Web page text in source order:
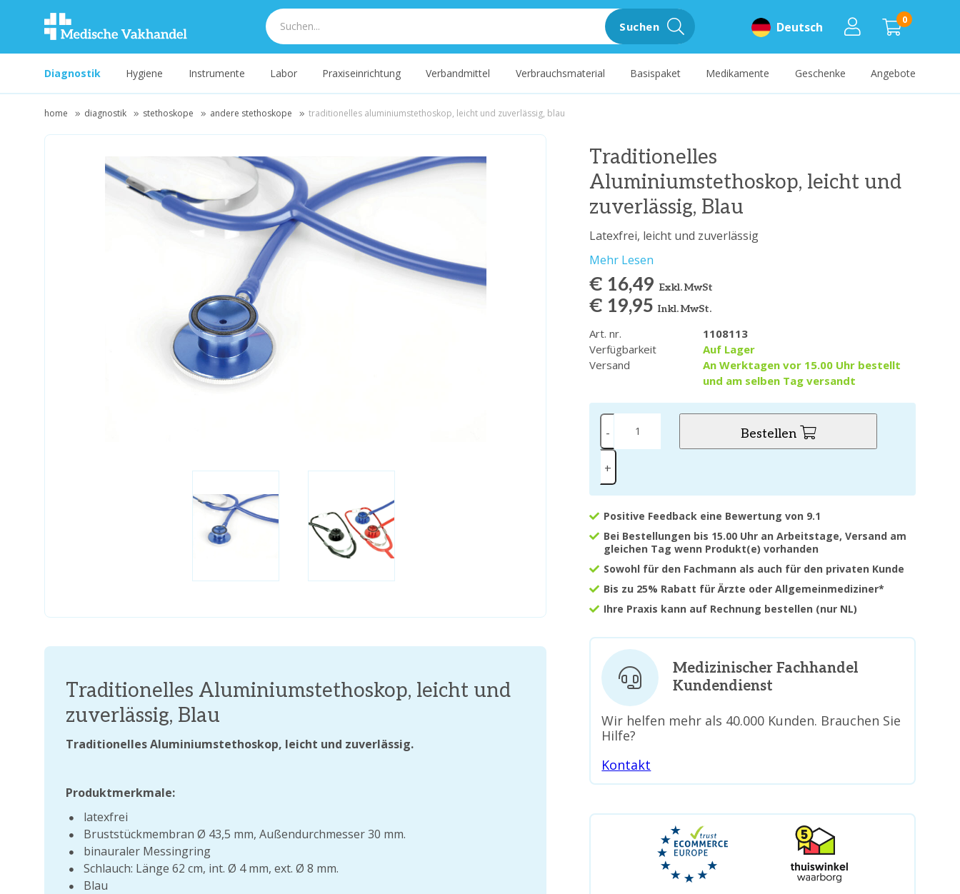
0
Deutsch
Suchen
Diagnostik Hygiene Instrumente Labor Praxiseinrichtung Verbandmittel Verbrauchsmaterial Basispaket Medikamente Geschenke Angebote
home diagnostik stethoskope andere stethoskope traditionelles aluminiumstethoskop, leicht und zuverlässig, blau
Traditionelles
Aluminiumstethoskop, leicht und
zuverlässig, Blau
Latexfrei, leicht und zuverlässig
Mehr Lesen
€ 16,49 Exkl. MwSt
€ 19,95Inkl. MwSt.
Art. nr.
1108113
Verfügbarkeit
Auf Lager
Versand
An Werktagen vor 15.00 Uhr bestellt
und am selben Tag versandt
-
+
Bestellen
Positive Feedback eine Bewertung von 9.1
Bei Bestellungen bis 15.00 Uhr an Arbeitstage, Versand am
gleichen Tag wenn Produkt(e) vorhanden
Sowohl für den Fachmann als auch für den privaten Kunde
Bis zu 25% Rabatt für Ärzte oder Allgemeinmediziner*
Ihre Praxis kann auf Rechnung bestellen (nur NL)
Traditionelles Aluminiumstethoskop, leicht und
zuverlässig, Blau
Traditionelles Aluminiumstethoskop, leicht und zuverlässig.
Produktmerkmale:
latexfrei
Bruststückmembran Ø 43,5 mm, Außendurchmesser 30 mm.
binauraler Messingring
Schlauch: Länge 62 cm, int. Ø 4 mm, ext. Ø 8 mm.
Blau
Medizinischer Fachhandel
Kundendienst
Wir helfen mehr als 40.000 Kunden. Brauchen Sie
Hilfe?
Kontakt